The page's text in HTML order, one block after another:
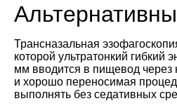
Трансназальная
которой ультратонкий гибкий
мм вводится в пищевод через
и хорошо переносимая
выполнять без седативных